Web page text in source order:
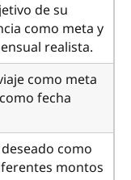
de su
como meta y
realista.
como meta
fecha
como
montos